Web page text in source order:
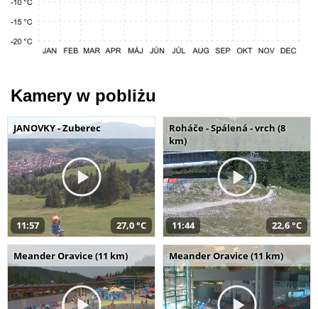
Kamery w pobliżu
JANOVKY - Zuberec
11:57 27,0 °C
Roháče - Spálená - vrch (8
km)
11:44 22,6 °C
Meander Oravice (11 km) Meander Oravice (11 km)